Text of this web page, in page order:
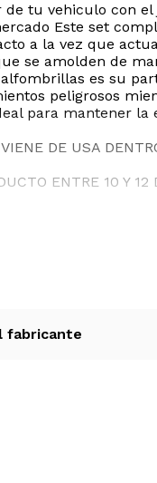
de tu vehiculo con
Este set
a la vez que
se amolden de
es su
peligrosos
para mantener
DE USA
ENTRE 10 Y
fabricante